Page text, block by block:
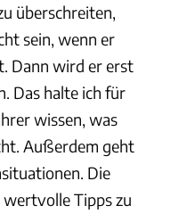
überschreiten,
sein, wenn er
Dann wird er erst
Das halte ich für
wissen, was
Außerdem geht
Die
Tipps zu